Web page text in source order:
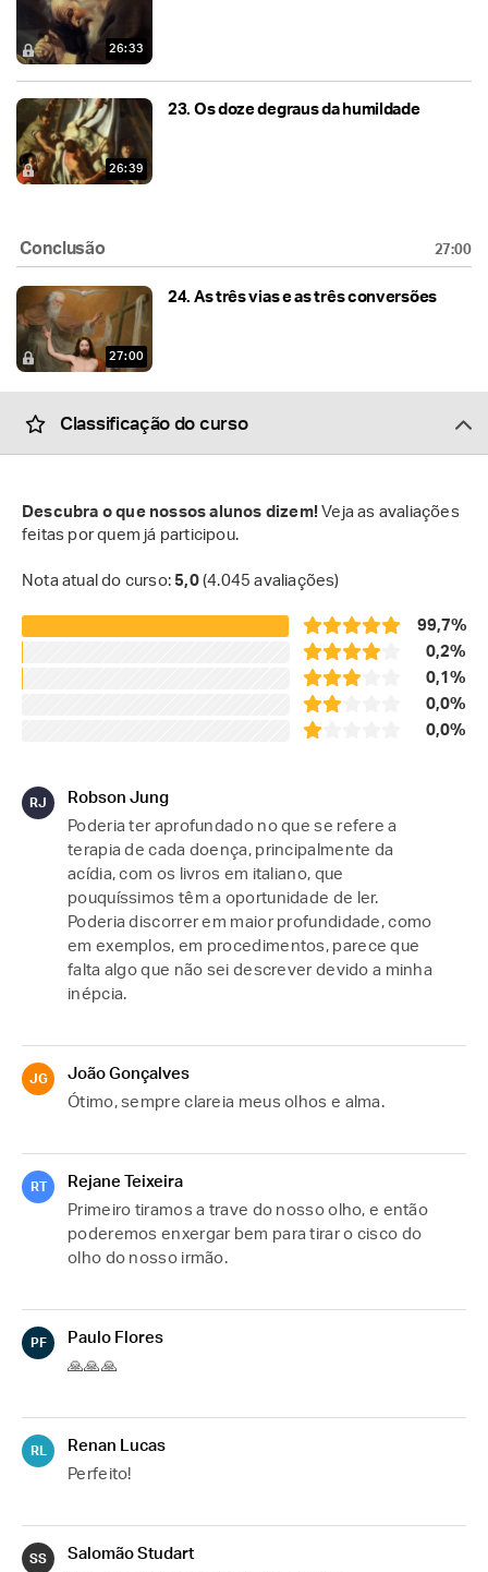
26:33
26:39
23. Os doze degraus da humildade
Conclusão 27:00
27:00
24. As três vias e as três conversões
Classificação do curso
Descubra o que nossos alunos dizem!Veja as avaliações
feitas por quem já participou.
Nota atual do curso: 5,0(4.045 avaliações)
99,7%
0,2%
0,1%
0,0%
0,0%
RJ
Robson Jung
Poderia ter aprofundado no que se refere a
terapia de cada doença, principalmente da
acídia, com os livros em italiano, que
pouquíssimos têm a oportunidade de ler.
Poderia discorrer em maior profundidade, como
em exemplos, em procedimentos, parece que
falta algo que não sei descrever devido a minha
inépcia.
JG
João Gonçalves
Ótimo, sempre clareia meus olhos e alma.
RT
Rejane Teixeira
Primeiro tiramos a trave do nosso olho, e então
poderemos enxergar bem para tirar o cisco do
olho do nosso irmão.
PF
Paulo Flores
🙏🙏🙏
RL
Renan Lucas
Perfeito!
SS
Salomão Studart